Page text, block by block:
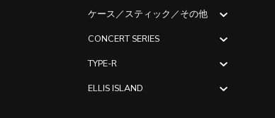
ケース／スティック／その他
CONCERT SERIES
TYPE-R
ELLIS ISLAND